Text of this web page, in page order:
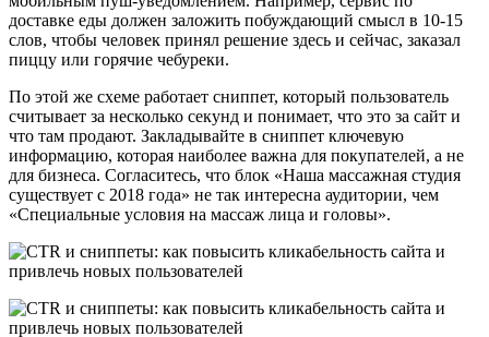
доставке еды должен заложить побуждающий смысл в 10-15
слов, чтобы человек принял решение здесь и сейчас, заказал
пиццу или горячие чебуреки.
По этой же схеме работает сниппет, который пользователь
считывает за несколько секунд и понимает, что это за сайт и
что там продают. Закладывайте в сниппет ключевую
информацию, которая наиболее важна для покупателей, а не
для бизнеса. Согласитесь, что блок «Наша массажная студия
существует с 2018 года» не так интересна аудитории, чем
«Специальные условия на массаж лица и головы».